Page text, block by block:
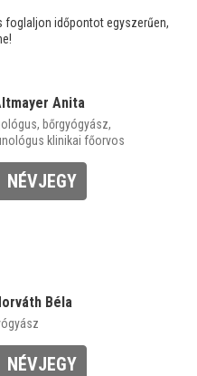
időpontot egyszerűen,
Anita
bőrgyógyász,
klinikai főorvos
NÉVJEGY
Béla
NÉVJEGY